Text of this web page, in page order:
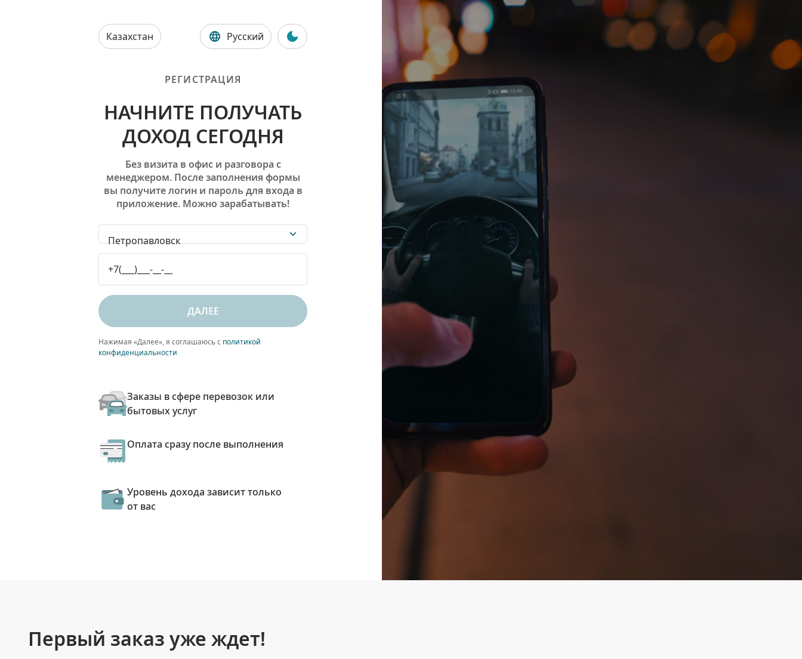
Казахстан Русский
РЕГИСТРАЦИЯ
НАЧНИТЕ ПОЛУЧАТЬ
ДОХОД СЕГОДНЯ
Без визита в офис и разговора с
менеджером. После заполнения формы
вы получите логин и пароль для входа в
приложение. Можно зарабатывать!
Петропавловск
ДАЛЕЕ
Нажимая «Далее», я соглашаюсь с политикой
конфиденциальности
Заказы в сфере перевозок или
бытовых услуг
Оплата сразу после выполнения
Уровень дохода зависит только
от вас
Первый заказ уже ждет!